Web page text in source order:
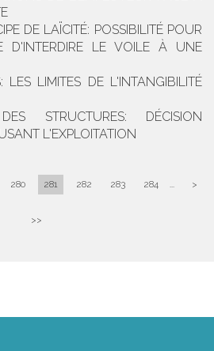
DE LAÏCITÉ: POSSIBILITÉ POUR
D'INTERDIRE LE VOILE À UNE
LES LIMITES DE L'INTANGIBILITÉ
STRUCTURES: DÉCISION
L'EXPLOITATION
280 281 282 283 284 ... >
>>